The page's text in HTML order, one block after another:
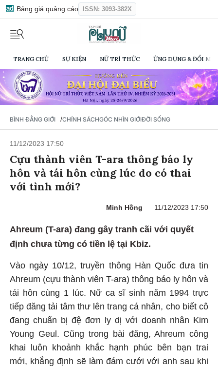
Bảng giá quảng cáo ISSN: 3093-382X
TRANG CHỦ SỰ KIỆN NỮ TRÍ THỨC ỨNG DỤNG & ĐỔI
BÌNH ĐẲNG GIỚI /CHÍNH SÁCHGÓC NHÌN GIỚIĐỜI SỐNG
11/12/2023 17:50
Cựu thành viên T-ara thông báo ly
hôn và tái hôn cùng lúc do có thai
với tình mới?
Minh Hồng 11/12/2023 17:50
Ahreum (T-ara) đang gây tranh cãi với quyết
định chưa từng có tiền lệ tại Kbiz.
Vào ngày 10/12, truyền thông Hàn Quốc đưa tin
Ahreum (cựu thành viên T-ara) thông báo ly hôn và
tái hôn cùng 1 lúc. Nữ ca sĩ sinh năm 1994 trực
tiếp đăng tải tâm thư lên trang cá nhân, cho biết cô
đang chuẩn bị đệ đơn ly dị với doanh nhân Kim
Young Geul. Cũng trong bài đăng, Ahreum công
khai luôn khoảnh khắc hạnh phúc bên bạn trai
mới, khẳng định sẽ làm đám cưới với anh sau khi